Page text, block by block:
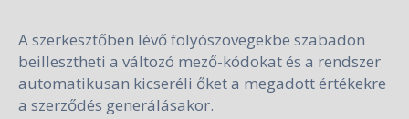
A szerkesztőben lévő folyószövegekbe szabadon
beillesztheti a változó mező-kódokat és a rendszer
automatikusan kicseréli őket a megadott értékekre
a szerződés generálásakor.